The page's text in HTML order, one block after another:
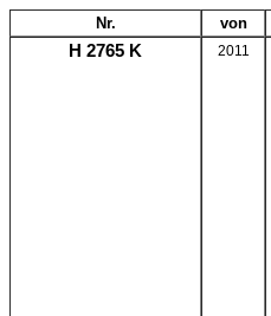
Nr. von
H 2765 K 2011